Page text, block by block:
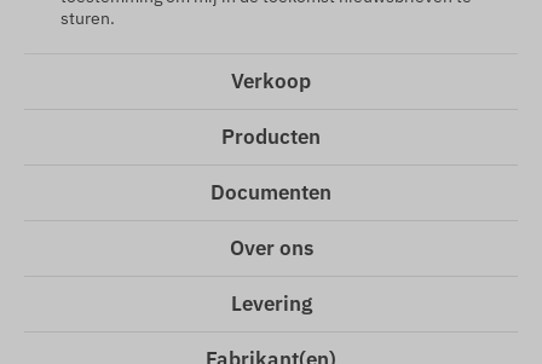
sturen.
Verkoop
Producten
Documenten
Over ons
Levering